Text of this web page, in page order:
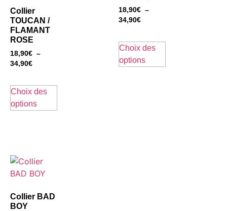
Collier
TOUCAN /
FLAMANT
ROSE
18,90€ –
34,90€
Choix des
options
18,90€ –
34,90€
Choix des
options
Collier BAD
BOY